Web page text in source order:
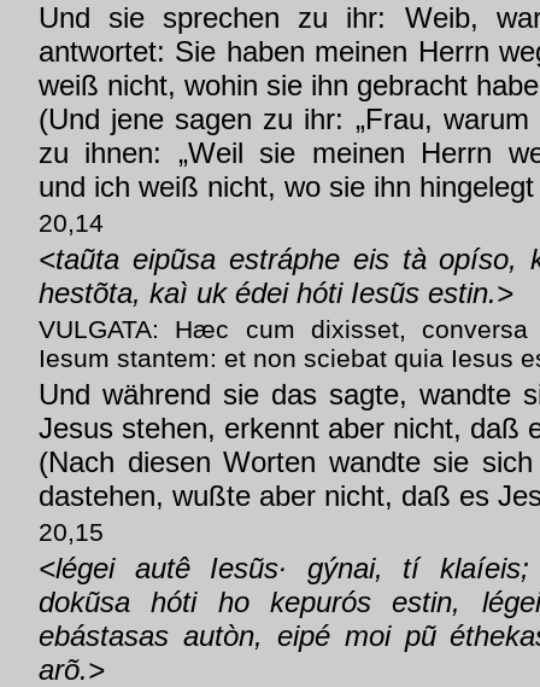
Und sie sprechen zu ihr: Weib,
antwortet: Sie haben meinen Herrn
weiß nicht, wohin sie ihn gebracht
(Und jene sagen zu ihr: „Frau,
zu ihnen: „Weil sie meinen Herrn
und ich weiß nicht, wo sie ihn hingelegt
20,14
<taũta eipũsa estráphe eis tà opíso,
hestõta, kaì uk édei hóti Iesũs estin.>
VULGATA: Hæc cum dixisset,
Iesum stantem: et non sciebat quia Iesus
Und während sie das sagte, wandte
Jesus stehen, erkennt aber nicht, daß
(Nach diesen Worten wandte sie
dastehen, wußte aber nicht, daß es
20,15
<légei autê Iesũs· gýnai, tí
dokũsa hóti ho kepurós estin,
ebástasas autòn, eipé moi pũ
arõ.>